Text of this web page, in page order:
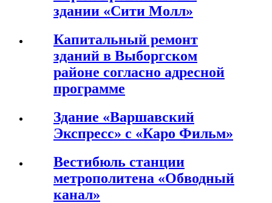
здании «Сити Молл»
Капитальный ремонт
зданий в Выборгском
районе согласно адресной
программе
Здание «Варшавский
Экспресс» с «Каро Фильм»
Вестибюль станции
метрополитена «Обводный
канал»